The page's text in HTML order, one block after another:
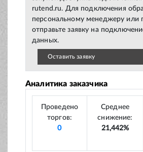
rutend.ru. Для подключения
персональному менеджеру или
отправьте заявку на
данных.
Оставить заявку
Аналитика заказчика
Проведено
торгов:
0
Среднее
снижение:
21,442%